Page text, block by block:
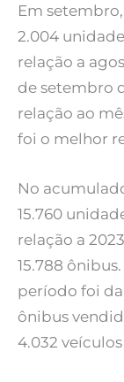
Em
2.004
relação a
de setembro
relação ao
foi o melhor
No
15.760
relação a
15.788
período foi
ônibus
4.032